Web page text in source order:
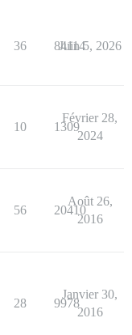
36 84114
Juin 5, 2026
10 1309
Février 28,
2024
56 20410
Août 26,
2016
28 9978
Janvier 30,
2016